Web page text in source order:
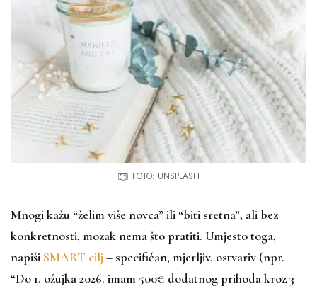
FOTO: UNSPLASH
Mnogi kažu “želim više novca” ili “biti sretna”, ali bez
konkretnosti, mozak nema što pratiti. Umjesto toga,
napiši SMART cilj – specifičan, mjerljiv, ostvariv (npr.
“Do 1. ožujka 2026. imam 500€ dodatnog prihoda kroz 3